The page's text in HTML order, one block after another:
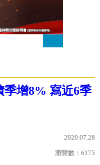
季增8% 寫近6季
2020.07.28
瀏覽數： 6175